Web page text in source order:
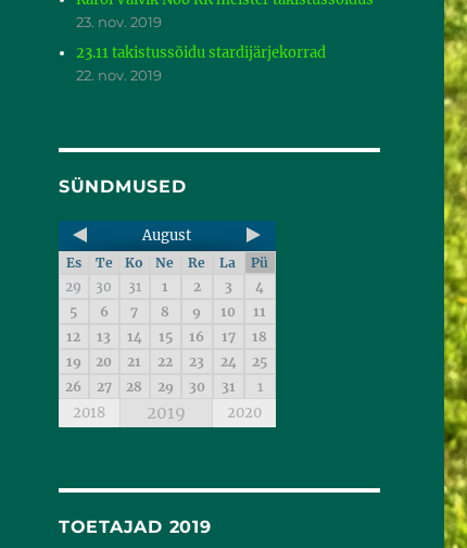
23. nov. 2019
23.11 takistussõidu stardijärjekorrad
22. nov. 2019
SÜNDMUSED
August
Es Te Ko Ne Re La
Pü
29
30 31 1 2 3
4
5
6 7 8 9 10
11
12
13 14 15 16 17
18
19
20 21 22 23 24
25
26
27 28 29 30 31 1
2018 2019 2020
TOETAJAD 2019